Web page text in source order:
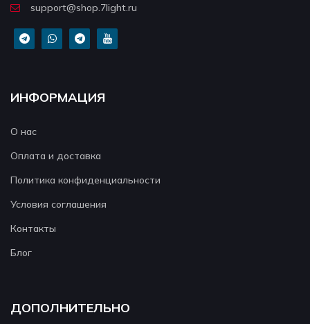
support@shop.7light.ru
ИНФОРМАЦИЯ
О нас
Оплата и доставка
Политика конфиденциальности
Условия соглашения
Контакты
Блог
ДОПОЛНИТЕЛЬНО